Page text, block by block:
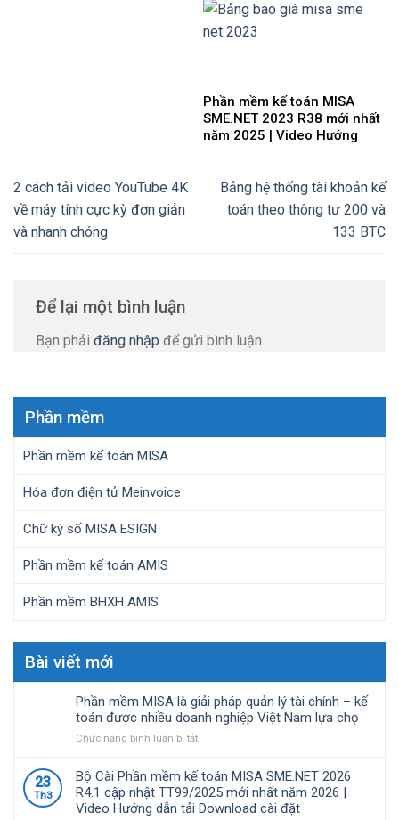
Phần mềm kế toán MISA
SME.NET 2023 R38 mới nhất
năm 2025 | Video Hướng
2 cách tải video YouTube 4K
về máy tính cực kỳ đơn giản
và nhanh chóng
Bảng hệ thống tài khoản kế
toán theo thông tư 200 và
133 BTC
Để lại một bình luận
Bạn phải đăng nhập để gửi bình luận.
Phần mềm
Phần mềm kế toán MISA
Hóa đơn điện tử Meinvoice
Chữ ký số MISA ESIGN
Phần mềm kế toán AMIS
Phần mềm BHXH AMIS
Bài viết mới
Phần mềm MISA là giải pháp quản lý tài chính – kế
toán được nhiều doanh nghiệp Việt Nam lựa chọ
Chức năng bình luận bị tắtở
mềm
MISA
là
giải
23
Th3
Bộ Cài Phần mềm kế toán MISA SME.NET 2026
R4.1 cập nhật TT99/2025 mới nhất năm 2026 |
Video Hướng dẫn tải Download cài đặt